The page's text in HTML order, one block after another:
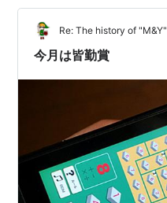
Re: The history of "M&Y"
今月は皆勤賞